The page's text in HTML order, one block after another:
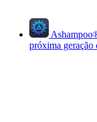
Ashampoo
próxima geração